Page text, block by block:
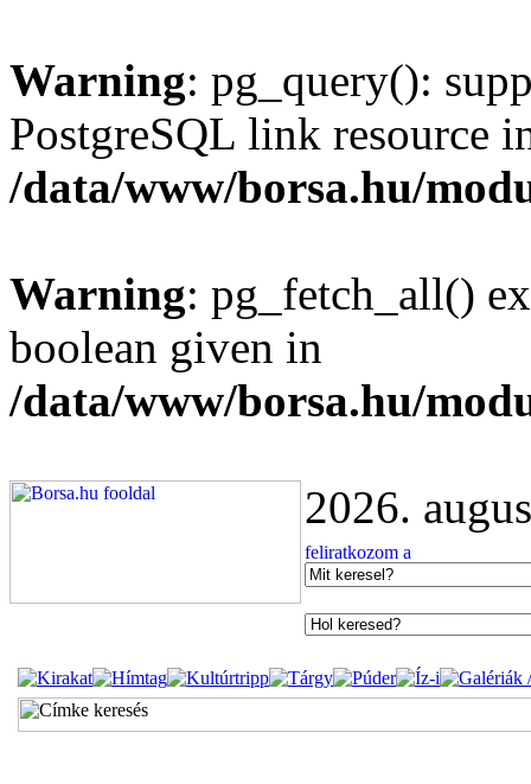
Warning: pg_query():
PostgreSQL link resource
/data/www/borsa.hu/
Warning: pg_fetch_all()
boolean given in
/data/www/borsa.hu/
2026.